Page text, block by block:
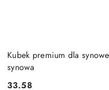
Kubek premium dla
synowa
33.58